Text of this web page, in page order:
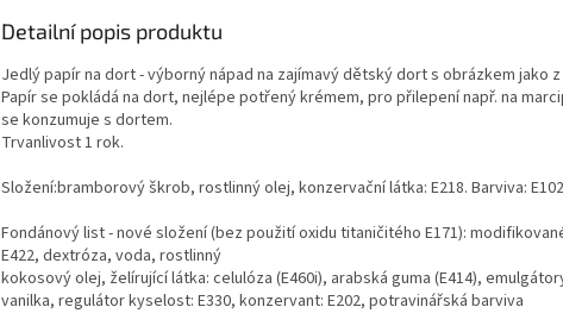
Detailní popis produktu
Jedlý papír na dort - výborný nápad na zajímavý dětský dort s obrázkem jako
Papír se pokládá na dort, nejlépe potřený krémem, pro přilepení např. na
se konzumuje s dortem.
Trvanlivost 1 rok.
Složení:bramborový škrob, rostlinný olej, konzervační látka: E218. Barviva: E102,
Fondánový list - nové složení (bez použití oxidu titaničitého E171):
E422, dextróza, voda, rostlinný
kokosový olej, želírující látka: celulóza (E460i), arabská guma (E414),
vanilka, regulátor kyselost: E330, konzervant: E202, potravinářská barviva